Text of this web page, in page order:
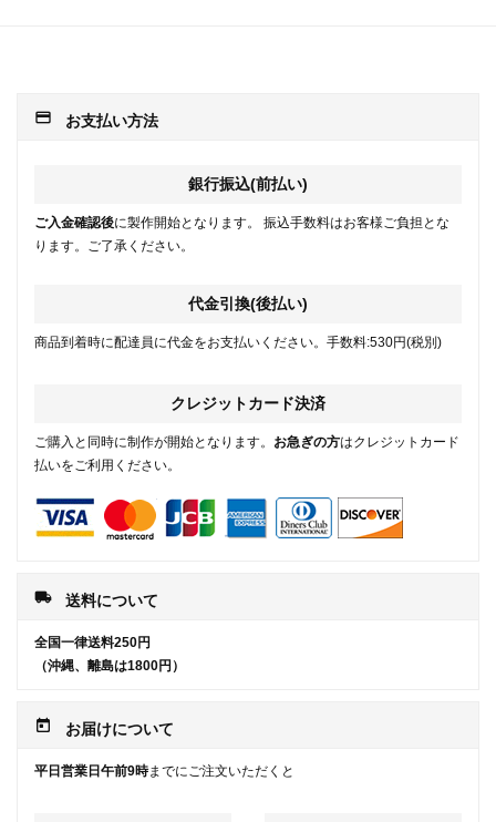
payment お支払い方法
銀行振込(前払い)
ご入金確認後に製作開始となります。 振込手数料はお客様ご負担とな
ります。ご了承ください。
代金引換(後払い)
商品到着時に配達員に代金をお支払いください。手数料:530円(税別)
クレジットカード決済
ご購入と同時に制作が開始となります。 お急ぎの方はクレジットカード
払いをご利用ください。
local_shipping 送料について
全国一律送料250円
（沖縄、離島は1800円）
today お届けについて
平日営業日午前9時までにご注文いただくと